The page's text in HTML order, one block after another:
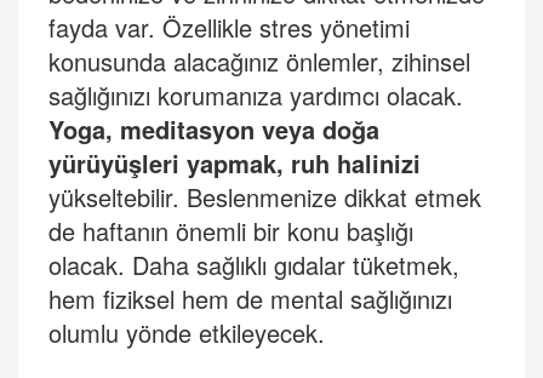
fayda var. Özellikle stres yönetimi
konusunda alacağınız önlemler, zihinsel
sağlığınızı korumanıza yardımcı olacak.
Yoga, meditasyon veya doğa
yürüyüşleri yapmak, ruh halinizi
yükseltebilir. Beslenmenize dikkat etmek
de haftanın önemli bir konu başlığı
olacak. Daha sağlıklı gıdalar tüketmek,
hem fiziksel hem de mental sağlığınızı
olumlu yönde etkileyecek.